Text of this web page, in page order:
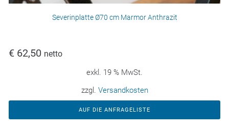
Severinplatte Ø70 cm Marmor Anthrazit
€ 62,50 netto
exkl. 19 % MwSt.
zzgl. Versandkosten
AUF DIE ANFRAGELISTE